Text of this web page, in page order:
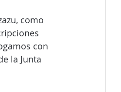
como
con
la Junta